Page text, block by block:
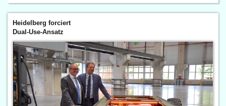
Heidelberg forciert
Dual-Use-Ansatz